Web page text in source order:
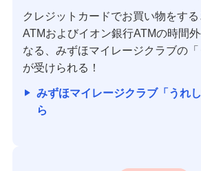
クレジットカードでお買い物をす
ATMおよびイオン銀行ATMの時間
なる、みずほマイレージクラブの「
が受けられる！
みずほマイレージクラブ「うれ
ら